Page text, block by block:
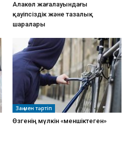
Алакөл жағалауындағы
қауіпсіздік және тазалық
шаралары
Заң мен тәртіп
Өзгенің мүлкін «меншіктеген»